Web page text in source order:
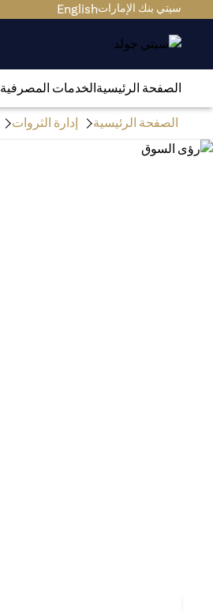
سيتي بنك الإماراتEnglish
الصفحة الرئيسيةالخدمات المصرفية
الصفحة الرئيسية إدارة الثروات